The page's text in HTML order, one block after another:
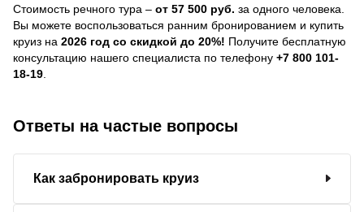
Стоимость речного тура – от 57 500 руб. за одного человека.
Вы можете воспользоваться ранним бронированием и купить
круиз на 2026 год со скидкой до 20%! Получите бесплатную
консультацию нашего специалиста по телефону +7 800 101-
18-19
Ответы на частые вопросы
Как забронировать круиз